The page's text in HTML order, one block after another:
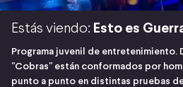
Estás viendo: Esto es
Programa juvenil de entretenimiento.
"Cobras" están conformados por
punto a punto en distintas pruebas